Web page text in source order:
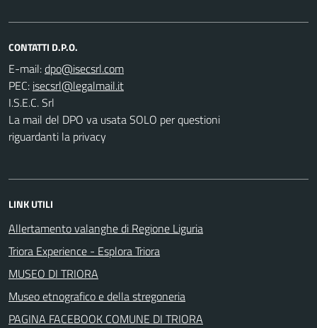
CONTATTI D.P.O.
E-mail:
PEC:
I.S.E.C. Srl
La mail del DPO va usata SOLO per questioni
riguardanti la privacy
LINK UTILI
Allertamento valanghe di Regione Liguria
Triora Experience - Esplora Triora
MUSEO DI TRIORA
Museo etnografico e della stregoneria
PAGINA FACEBOOK COMUNE DI TRIORA